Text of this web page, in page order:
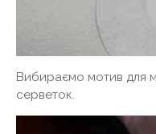
Вибираємо мотив для
серветок.